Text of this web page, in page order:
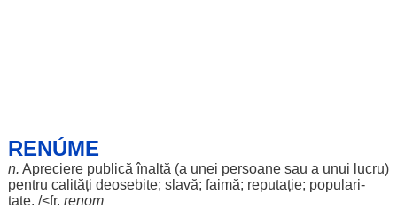
RENÚME
n. Apreciere publică înaltă (a unei persoanesau a unui lucru)
pentru calități deosebite; slavă; faimă; reputație; populari-
tate. /<fr. renom